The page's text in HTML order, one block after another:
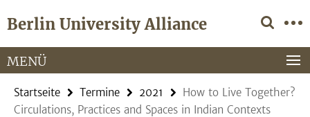
direkt
Inhalt
Berlin University Alliance
Service-
Navigation
MENÜ
Startseite Termine 2021
How to Live Together?
Circulations, Practices and Spaces in Indian Contexts